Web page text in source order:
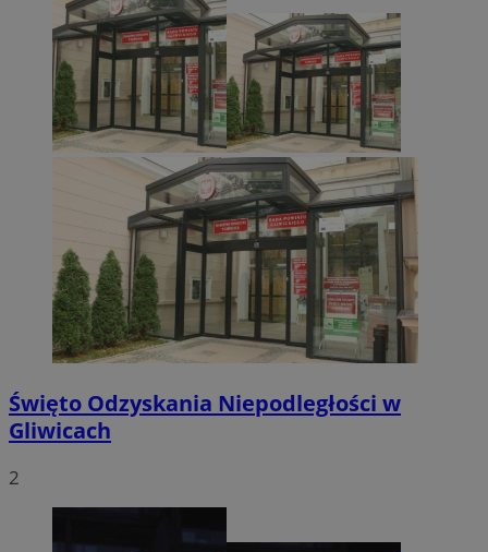
Święto Odzyskania Niepodległości w
Gliwicach
2